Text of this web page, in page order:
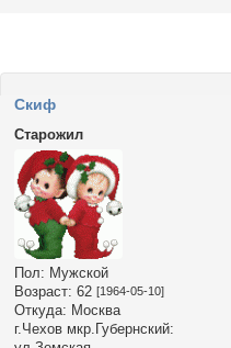
Cкиф
Старожил
Пол: Мужской
Возраст: 62 [1964-05-10]
Откуда: Москва
г.Чехов мкр.Губернский: